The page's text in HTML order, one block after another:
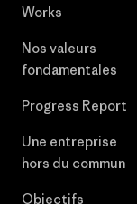
Works
Nos valeurs
fondamentales
Progress Report
Une entreprise
hors du commun
Objectifs